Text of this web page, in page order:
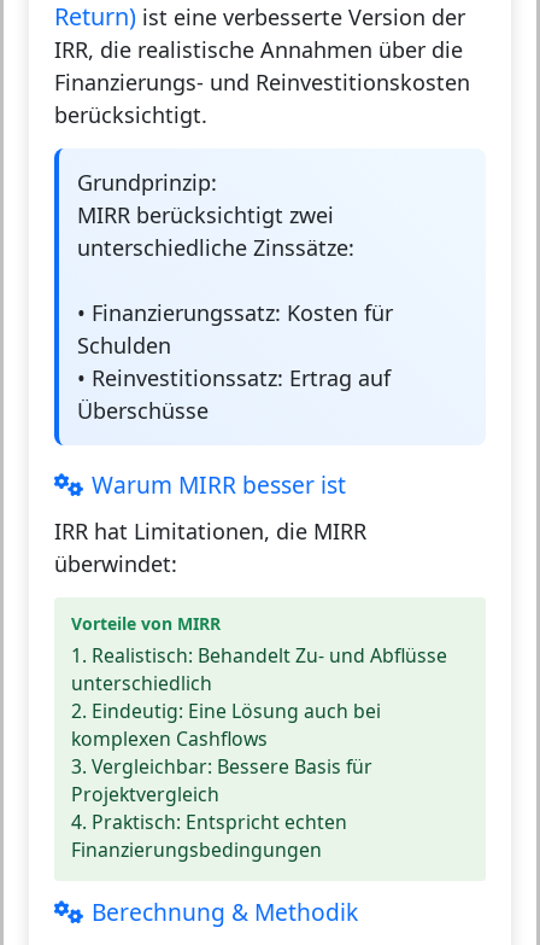
Return) ist eine verbesserte Version der
IRR, die realistische Annahmen über die
Finanzierungs- und Reinvestitionskosten
berücksichtigt.
Grundprinzip:
MIRR berücksichtigt zwei
unterschiedliche Zinssätze:
• Finanzierungssatz: Kosten für
Schulden
• Reinvestitionssatz: Ertrag auf
Überschüsse
Warum MIRR besser ist
IRR hat Limitationen, die MIRR
überwindet:
Vorteile von MIRR
1. Realistisch: Behandelt Zu- und Abflüsse
unterschiedlich
2. Eindeutig: Eine Lösung auch bei
komplexen Cashflows
3. Vergleichbar: Bessere Basis für
Projektvergleich
4. Praktisch: Entspricht echten
Finanzierungsbedingungen
Berechnung & Methodik